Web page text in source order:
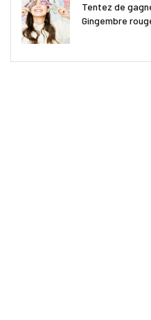
Tentez de
Gingembre